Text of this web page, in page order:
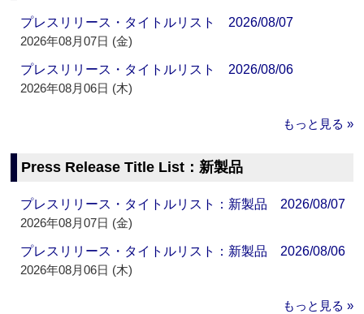
プレスリリース・タイトルリスト 2026/08/07
2026年08月07日 (金)
プレスリリース・タイトルリスト 2026/08/06
2026年08月06日 (木)
もっと見る »
Press Release Title List：新製品
プレスリリース・タイトルリスト：新製品 2026/08/07
2026年08月07日 (金)
プレスリリース・タイトルリスト：新製品 2026/08/06
2026年08月06日 (木)
もっと見る »